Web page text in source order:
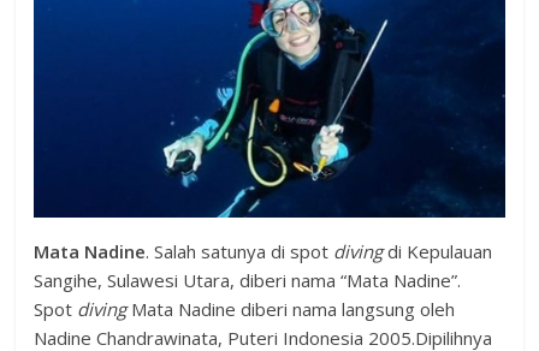
Mata Nadine. Salah satunya di spot divingdi Kepulauan
Sangihe, Sulawesi Utara, diberi nama “Mata Nadine”.
Spot divingMata Nadine diberi nama langsung oleh
Nadine Chandrawinata, Puteri Indonesia 2005.Dipilihnya